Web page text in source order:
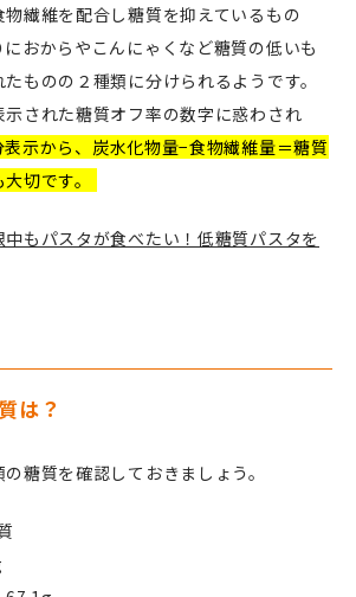
繊維を配合し糖質を抑えているもの
おからやこんにゃくなど糖質の低いも
ものの２種類に分けられるようです。
された糖質オフ率の数字に惑わされ
示から、炭水化物量−食物繊維量＝糖質
切です。
もパスタが食べたい！低糖質パスタを
は？
糖質を確認しておきましょう。